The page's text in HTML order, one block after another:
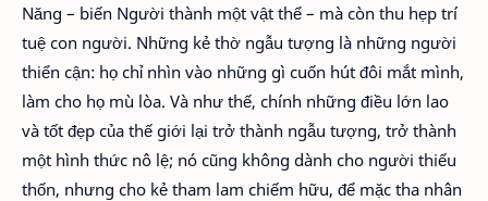
Năng – biến Người thành một vật thể – mà còn thu hẹp trí
tuệ con người. Những kẻ thờ ngẫu tượng là những người
thiển cận: họ chỉ nhìn vào những gì cuốn hút đôi mắt mình,
làm cho họ mù lòa. Và như thế, chính những điều lớn lao
và tốt đẹp của thế giới lại trở thành ngẫu tượng, trở thành
một hình thức nô lệ; nó cũng không dành cho người thiếu
thốn, nhưng cho kẻ tham lam chiếm hữu, để mặc tha nhân